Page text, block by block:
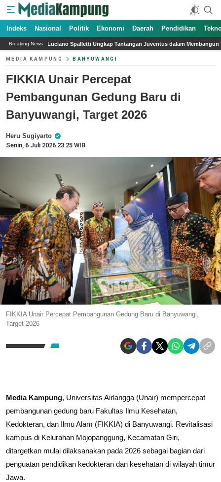
Indeks Nasional Politik Ekonomi Daerah Pendidikan
Breaking News
Ungkap Tantangan Juventus dalam Membangun Soliditas Tim Jelang Serie A
MEDIA KAMPUNG BANYUWANGI
FIKKIA Unair Percepat
Pembangunan Gedung Baru di
Banyuwangi, Target 2026
Heru Sugiyarto
Senin, 6 Juli 2026 23:25 WIB
FIKKIA Unair Percepat Pembangunan Gedung Baru di Banyuwangi,
Target 2026
Media Kampung, Universitas Airlangga (Unair) mempercepat
pembangunan gedung baru Fakultas Ilmu Kesehatan,
Kedokteran, dan Ilmu Alam (FIKKIA) di Banyuwangi. Revitalisasi
kampus di Kelurahan Mojopanggung, Kecamatan Giri,
ditargetkan mulai dilaksanakan pada 2026 sebagai bagian dari
penguatan pendidikan kedokteran dan kesehatan di wilayah timur
Jawa.